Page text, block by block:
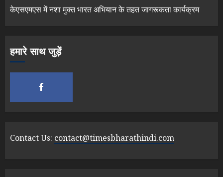
केएसएमएस में नशा मुक्त भारत अभियान के तहत जागरूकता कार्यक्रम
हमारे साथ जुड़ें
Contact Us: contact@timesbharathindi.com